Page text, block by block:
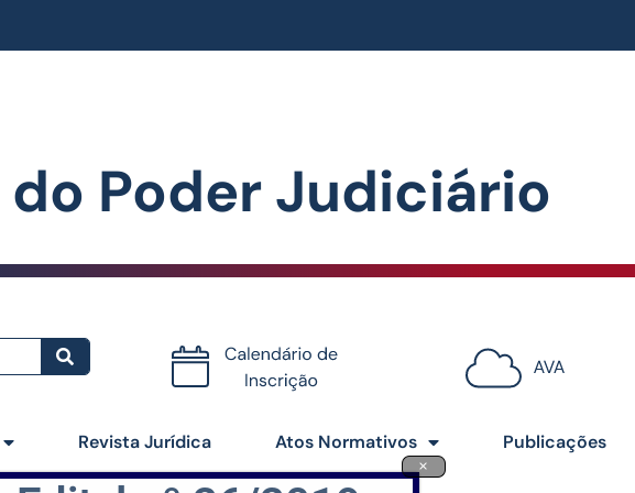
do Poder Judiciário​
Certificados <>
Revista Jurídica Atos Normativos Publicações
×